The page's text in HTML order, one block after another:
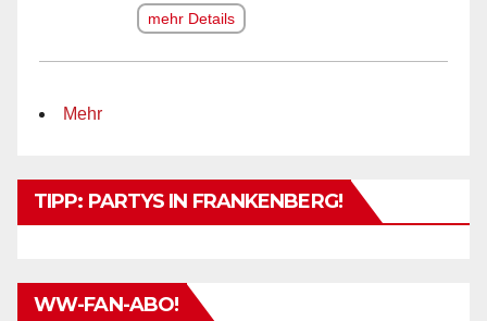
mehr Details
Mehr
TIPP: PARTYS IN FRANKENBERG!
WW-FAN-ABO!